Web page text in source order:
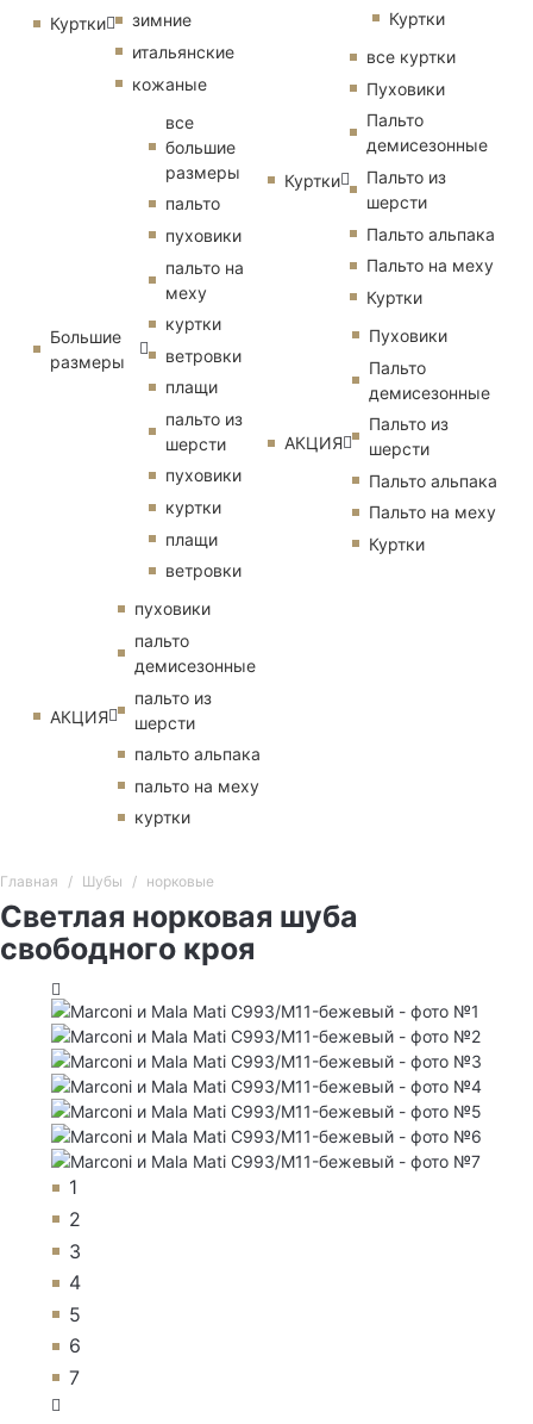
Куртки
зимние
итальянские
кожаные
Большие
размеры
все
большие
размеры
пальто
пуховики
пальто на
меху
куртки
ветровки
плащи
пальто из
шерсти
пуховики
куртки
плащи
ветровки
АКЦИЯ
пуховики
пальто
демисезонные
пальто из
шерсти
пальто альпака
пальто на меху
куртки
Куртки
Куртки
все куртки
Пуховики
Пальто
демисезонные
Пальто из
шерсти
Пальто альпака
Пальто на меху
Куртки
АКЦИЯ
Пуховики
Пальто
демисезонные
Пальто из
шерсти
Пальто альпака
Пальто на меху
Куртки
Главная Шубы норковые
Светлая норковая шуба
свободного кроя
1
2
3
4
5
6
7